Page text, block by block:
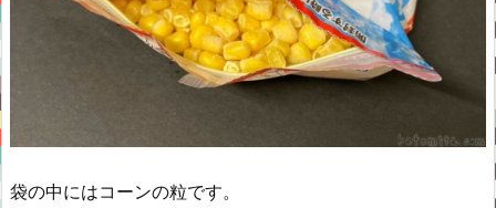
袋の中にはコーンの粒です。